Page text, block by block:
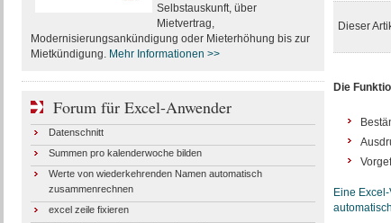
Dieser
Die
Eine
Selbstauskunft, über
Mietvertrag,
Modernisierungsankündigung oder Mieterhöhung bis zur
Mietkündigung. Mehr Informationen >>
Forum für Excel-Anwender
Datenschnitt
Summen pro kalenderwoche bilden
Werte von wiederkehrenden Namen automatisch
zusammenrechnen
excel zeile fixieren